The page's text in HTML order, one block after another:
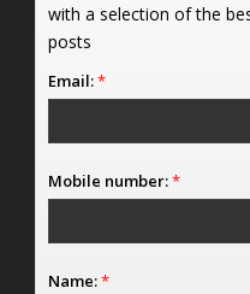
with a selection of the
posts
Email:*
Mobile number:*
Name:*